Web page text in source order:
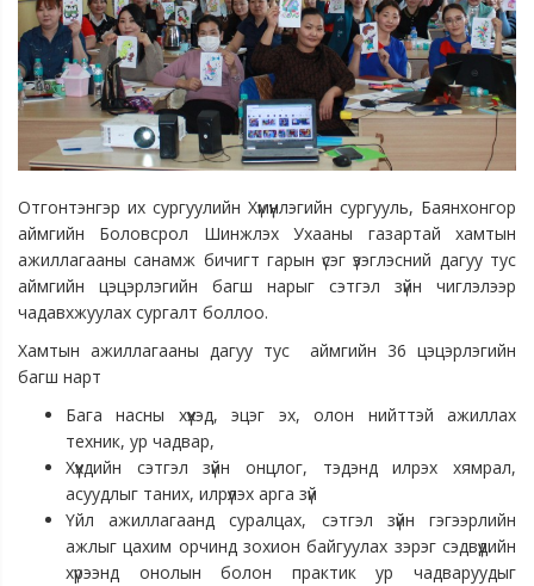
Отгонтэнгэр их сургуулийн Хүмүүнлэгийн сургууль, Баянхонгор
аймгийн Боловсрол Шинжлэх Ухааны газартай хамтын
ажиллагааны санамж бичигт гарын үсэг үзэглэсний дагуу тус
аймгийн цэцэрлэгийн багш нарыг сэтгэл зүйн чиглэлээр
чадавхжуулах сургалт боллоо.
Хамтын ажиллагааны дагуу тус аймгийн 36 цэцэрлэгийн
багш нарт
Бага насны хүүхэд, эцэг эх, олон нийттэй ажиллах
техник, ур чадвар,
Хүүхдийн сэтгэл зүйн онцлог, тэдэнд илрэх хямрал,
асуудлыг таних, илрүүлэх арга зүй
Үйл ажиллагаанд суралцах, сэтгэл зүйн гэгээрлийн
ажлыг цахим орчинд зохион байгуулах зэрэг сэдвүүдийн
хүрээнд онолын болон практик ур чадваруудыг